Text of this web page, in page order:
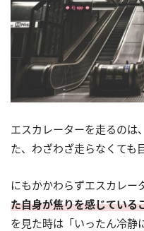
エスカレーターを走るのは
た、わざわざ走らなくても
にもかかわらずエスカレー
た自身が焦りを感じている
を見た時は「いったん冷静